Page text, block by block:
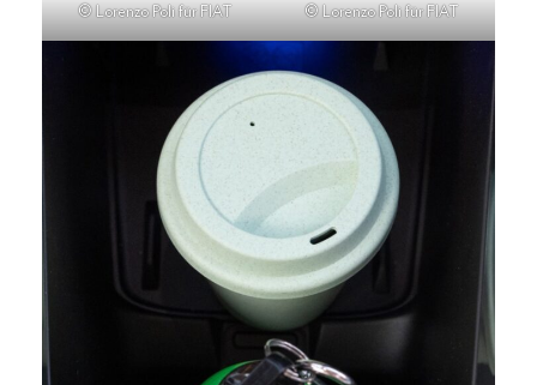
© Lorenzo Poli für FIAT © Lorenzo Poli für FIAT